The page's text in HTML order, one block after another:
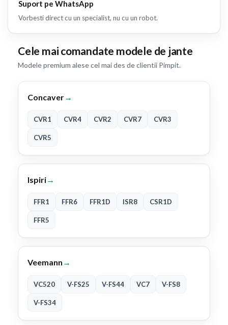
Suport pe WhatsApp
Vorbesti direct cu un specialist, nu cu un robot.
Cele mai comandate modele de jante
Modele premium alese cel mai des de clientii Pimpit.
Concaver→
CVR1 CVR4 CVR2 CVR7 CVR3
CVR5
Ispiri→
FFR1 FFR6 FFR1D ISR8 CSR1D
FFR5
Veemann →
VC520 V-FS25 V-FS44 VC7 V-FS8
V-FS34